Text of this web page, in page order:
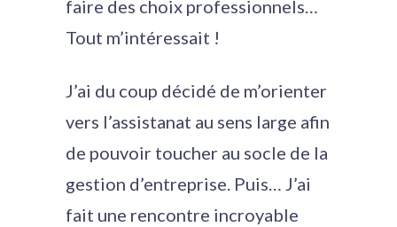
faire des choix professionnels…
Tout m’intéressait !
J’ai du coup décidé de m’orienter
vers l’assistanat au sens large afin
de pouvoir toucher au socle de la
gestion d’entreprise. Puis… J’ai
fait une rencontre incroyable